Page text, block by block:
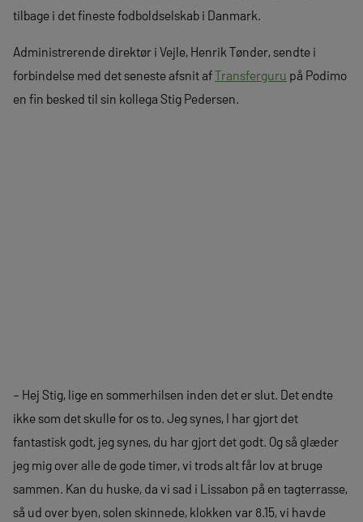
tilbage i det fineste fodboldselskab i Danmark.
Administrerende direktør i Vejle, Henrik Tønder, sendte i
forbindelse med det seneste afsnit afTransferguru på Podimo
en fin besked til sin kollega Stig Pedersen.
– Hej Stig, lige en sommerhilsen inden det er slut. Det endte
ikke som det skulle for os to. Jeg synes, I har gjort det
fantastisk godt, jeg synes, du har gjort det godt. Og så glæder
jeg mig over alle de gode timer, vi trods alt får lov at bruge
sammen. Kan du huske, da vi sad i Lissabon på en tagterrasse,
så ud over byen, solen skinnede, klokken var 8.15, vi havde